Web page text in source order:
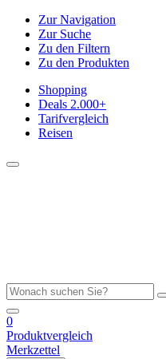
Zur Navigation
Zur Suche
Zu den Filtern
Zu den Produkten
Shopping
Deals 2.000+
Tarifvergleich
Reisen
0
Produktvergleich
Merkzettel